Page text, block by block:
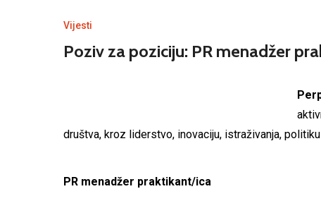
Vijesti
Poziv za poziciju: PR menadžer
društva, kroz liderstvo, inovaciju, istraživanja,
PR menadžer praktikant/ica